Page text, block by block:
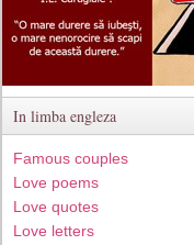
In limba engleza
Famous couples
Love poems
Love quotes
Love letters